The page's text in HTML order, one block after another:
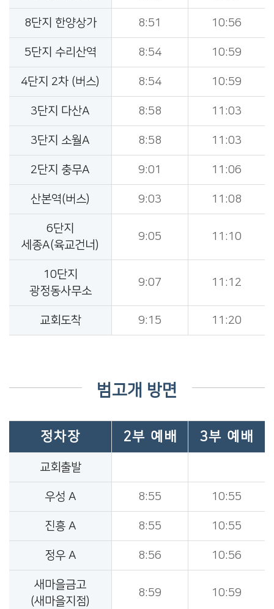
8단지 한양상가 8:51 10:56
5단지 수리산역 8:54 10:59
4단지 2차 (버스) 8:54 10:59
3단지 다산A 8:58 11:03
3단지 소월A 8:58 11:03
2단지 충무A 9:01 11:06
산본역(버스) 9:03 11:08
6단지
세종A(육교건너)
9:05 11:10
10단지
광정동사무소
9:07 11:12
교회도착 9:15 11:20
범고개 방면
정차장 2부 예배 3부 예배
교회출발
우성 A 8:55 10:55
진흥 A 8:55 10:55
정우 A 8:56 10:56
새마을금고
(새마을지점)
8:59 10:59